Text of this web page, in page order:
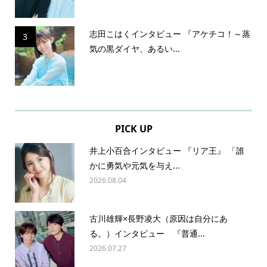
3
志田こはくインタビュー 『アケチコ！～蒸
気の黒ダイヤ、あるい...
PICK UP
井上小百合インタビュー 『リア王』 「誰
かに勇気や元気を与え...
2026.08.04
古川雄輝×長野凌大（原因は自分にあ
る。）インタビュー 『普通...
2026.07.27